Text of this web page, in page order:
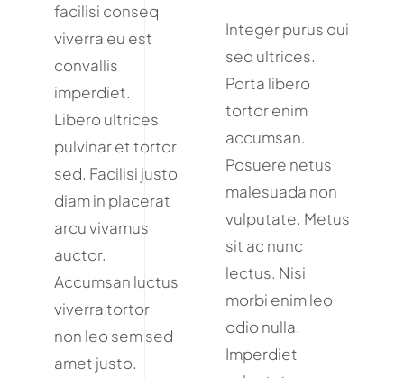
facilisi conseq
viverra eu est
convallis
imperdiet.
Libero ultrices
pulvinar et tortor
sed. Facilisi justo
diam in placerat
arcu vivamus
auctor.
Accumsan luctus
viverra tortor
non leo sem sed
amet justo.
Integer purus dui
sed ultrices.
Porta libero
tortor enim
accumsan.
Posuere netus
malesuada non
vulputate. Metus
sit ac nunc
lectus. Nisi
morbi enim leo
odio nulla.
Imperdiet